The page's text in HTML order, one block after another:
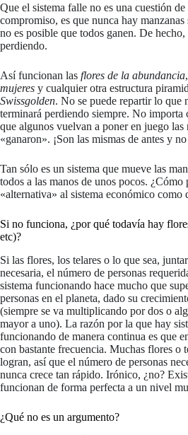
Que el sistema falle no es una cuestión
compromiso, es que nunca hay
no es posible que todos ganen. De
perdiendo.
Así funcionan las flores de la abundancia
mujeres y cualquier otra estructura
Swissgolden. No se puede repartir lo que
terminará perdiendo siempre. No importa
que algunos vuelvan a poner en juego las
«ganaron». ¡Son las mismas de antes y
Tan sólo es un sistema que mueve las
todos a las manos de unos pocos. ¿Cómo
«alternativa» al sistema económico como
Si no funciona, ¿por qué todavía hay
etc)?
Si las flores, los telares o lo que sea,
necesaria, el número de personas
sistema funcionando hace mucho que
personas en el planeta, dado su
(siempre se va multiplicando por dos o
mayor a uno). La razón por la que hay
funcionando de manera continua es que
con bastante frecuencia. Muchas flores o
logran, así que el número de personas
nunca crece tan rápido. Irónico, ¿no?
funcionan de forma perfecta a un nivel
¿Qué no es un argumento?